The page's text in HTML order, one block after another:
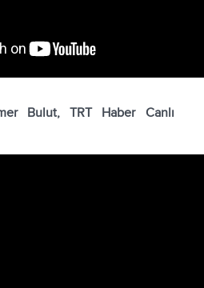
Bulut, TRT Haber Canlı